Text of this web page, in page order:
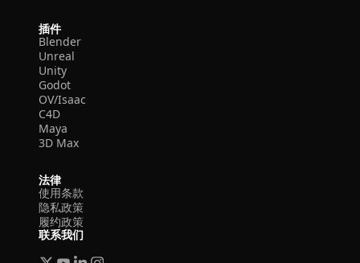
插件
Blender
Unreal
Unity
Godot
OV/Isaac
C4D
Maya
3D Max
法律
使用条款
隐私政策
履约政策
联系我们